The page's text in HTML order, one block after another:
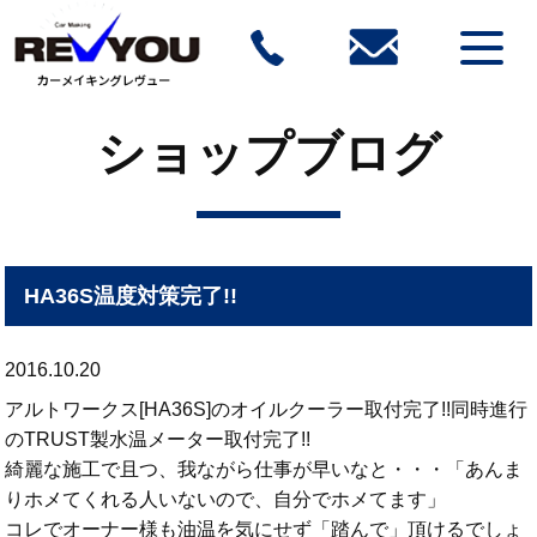
ショップブログ
HA36S温度対策完了!!
2016.10.20
アルトワークス[HA36S]のオイルクーラー取付完了!!同時進行
のTRUST製水温メーター取付完了!!
綺麗な施工で且つ、我ながら仕事が早いなと・・・「あんま
りホメてくれる人いないので、自分でホメてます」
コレでオーナー様も油温を気にせず「踏んで」頂けるでしょ